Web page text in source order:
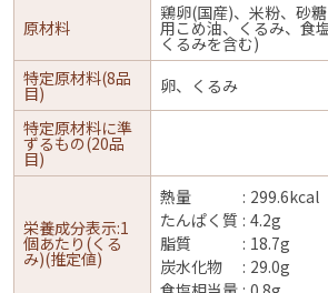
原材料
鶏卵(国産)、米粉、砂
用こめ油、くるみ、食
くるみを含む)
特定原材料(8品
目)
卵、くるみ
特定原材料に準
ずるもの(20品
目)
栄養成分表示:1
個あたり(くる
み)(推定値)
熱量
299.6kcal
たんぱく質 4.2g
脂質
18.7g
炭水化物
29.0g